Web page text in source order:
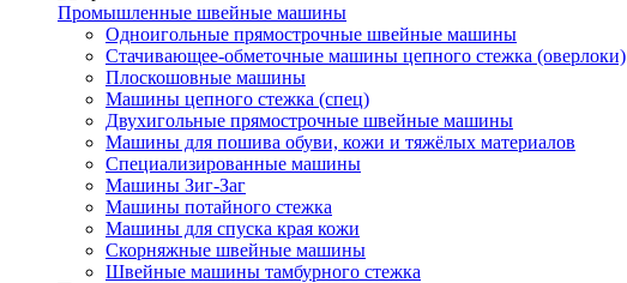
Промышленные швейные машины
Одноигольные прямострочные швейные машины
Стачивающее-обметочные машины цепного стежка (оверлоки)
Плоскошовные машины
Машины цепного стежка (спец)
Двухигольные прямострочные швейные машины
Машины для пошива обуви, кожи и тяжёлых материалов
Специализированные машины
Машины Зиг-Заг
Машины потайного стежка
Машины для спуска края кожи
Скорняжные швейные машины
Швейные машины тамбурного стежка